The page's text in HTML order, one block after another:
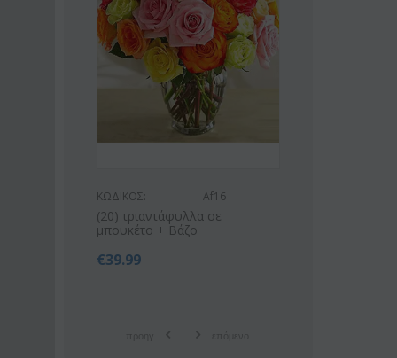
Af16
(20) τριαντάφυλλα σε
μπουκέτο + Βάζο